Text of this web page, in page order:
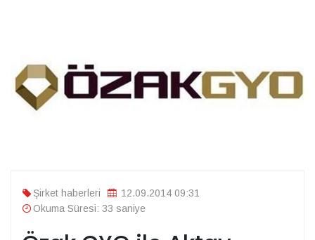
Şirket haberleri
12.09.2014 09:31
Okuma Süresi: 33 saniye